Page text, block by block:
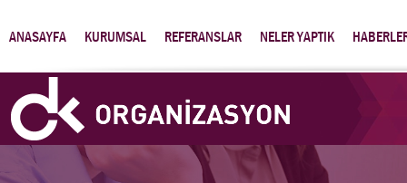
ANASAYFA KURUMSAL REFERANSLAR NELER YAPTIK